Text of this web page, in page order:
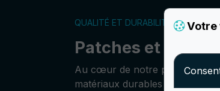
QUALITÉ ET DURABILITÉ
Patches et
Au cœur de notre philosophie
matériaux durables et de haute
Votre